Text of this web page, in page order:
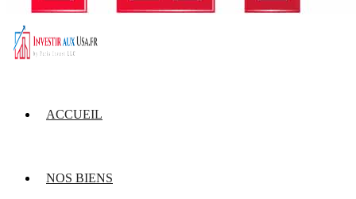
ACCUEIL
NOS BIENS